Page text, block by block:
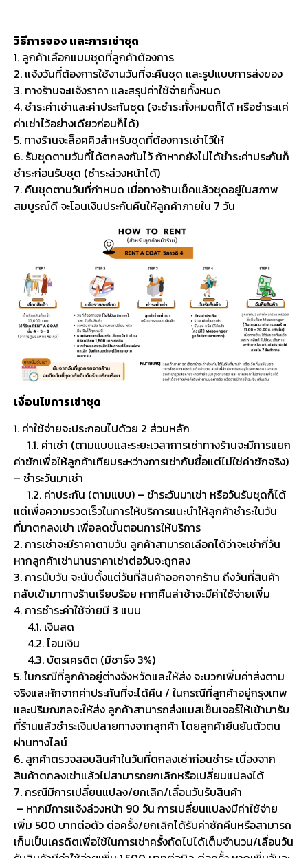
วิธีการจอง และการเช่าชุด
1. ลูกค้าเลือกแบบชุดที่ลูกค้าต้องการ
2. แจ้งวันที่ต้องการใช้งานวันที่จะคืนชุด และรูปแบบการส่งของ
3. ทางร้านจะแจ้งราคา และสรุปค่าใช้จ่ายทั้งหมด
4. ชำระค่าเช่าและค่าประกันชุด (จะชำระทั้งหมดก็ได้ หรือชำระแค่
ค่าเช่าไว้อย่างเดียวก่อนก็ได้)
5. ทางร้านจะล็อคคิวสำหรับชุดที่ต้องการเช่าไว้ให้
6. รับชุดตามวันที่ได้ตกลงกันไว้ ถ้าหากยังไม่ได้ชำระค่าประกันก็
ชำระก่อนรับชุด (ชำระล่วงหน้าได้)
7. คืนชุดตามวันที่กำหนด เมื่อทางร้านเช็คแล้วชุดอยู่ในสภาพ
สมบูรณ์ดี จะโอนเงินประกันคืนให้ลูกค้าภายใน 7 วัน
เงื่อนไขการเช่าชุด
1. ค่าใช้จ่ายจะประกอบไปด้วย 2 ส่วนหลัก
1.1. ค่าเช่า (ตามแบบและระยะเวลาการเช่าทางร้านจะมีการแยก
ค่าซักเพื่อให้ลูกค้าเทียบระหว่างการเช่ากับซื้อแต่ไม่ใช่ค่าซักจริง)
– ชำระวันมาเช่า
1.2. ค่าประกัน (ตามแบบ) – ชำระวันมาเช่า หรือวันรับชุดก็ได้
แต่เพื่อความรวดเร็วในการให้บริการแนะนำให้ลูกค้าชำระในวัน
ที่มาตกลงเช่า เพื่อลดขั้นตอนการให้บริการ
2. การเช่าจะมีราคาตามวัน ลูกค้าสามารถเลือกได้ว่าจะเช่ากี่วัน
หากลูกค้าเช่านานราคาเช่าต่อวันจะถูกลง
3. การนับวัน จะนับตั้งแต่วันที่สินค้าออกจากร้าน ถึงวันที่สินค้า
กลับเข้ามาทางร้านเรียบร้อย หากคืนล่าช้าจะมีค่าใช้จ่ายเพิ่ม
4. การชำระค่าใช้จ่ายมี 3 แบบ
4.1. เงินสด
4.2. โอนเงิน
4.3. บัตรเครดิต (มีชาร์จ 3%)
5. ในกรณีที่ลูกค้าอยู่ต่างจังหวัดและให้ส่ง จะบวกเพิ่มค่าส่งตาม
จริงและหักจากค่าประกันที่จะได้คืน / ในกรณีที่ลูกค้าอยู่กรุงเทพ
และปริมณฑลจะให้ส่ง ลูกค้าสามารถส่งแมสเซ็นเจอร์ให้เข้ามารับ
ที่ร้านแล้วชำระเงินปลายทางจากลูกค้า โดยลูกค้ายืนยันตัวตน
ผ่านทางไลน์
6. ลูกค้าตรวจสอบสินค้าในวันที่ตกลงเช่าก่อนชำระ เนื่องจาก
สินค้าตกลงเช่าแล้วไม่สามารถยกเลิกหรือเปลี่ยนแปลงได้
7. กรณีมีการเปลี่ยนแปลง/ยกเลิก/เลื่อนวันรับสินค้า
– หากมีการแจ้งล่วงหน้า 90 วัน การเปลี่ยนแปลงมีค่าใช้จ่าย
เพิ่ม 500 บาทต่อตัว ต่อครั้ง/ยกเลิกได้รับค่าซักคืนหรือสามารถ
เก็บเป็นเครดิตเพื่อใช้ในการเช่าครั้งถัดไปได้เต็มจำนวน/เลื่อนวัน